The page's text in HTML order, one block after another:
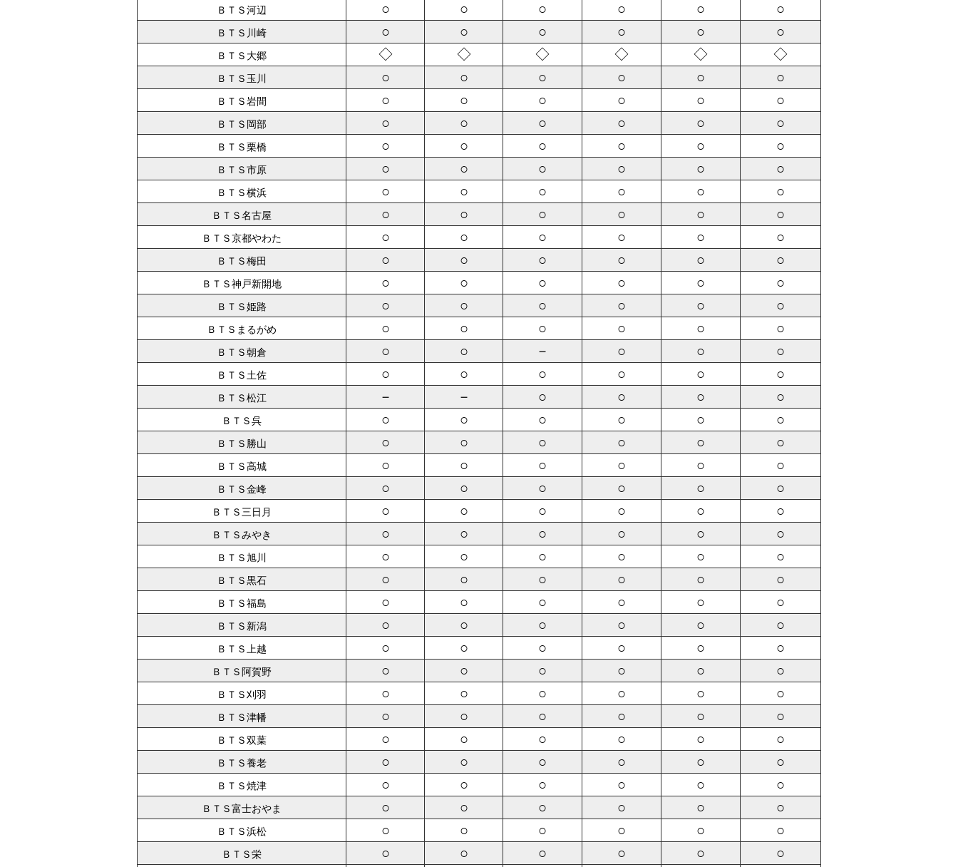
ＢＴＳ河辺 ○ ○ ○ ○ ○ ○
ＢＴＳ川崎 ○ ○ ○ ○ ○ ○
ＢＴＳ大郷 ◇ ◇ ◇ ◇ ◇ ◇
ＢＴＳ玉川 ○ ○ ○ ○ ○ ○
ＢＴＳ岩間 ○ ○ ○ ○ ○ ○
ＢＴＳ岡部 ○ ○ ○ ○ ○ ○
ＢＴＳ栗橋 ○ ○ ○ ○ ○ ○
ＢＴＳ市原 ○ ○ ○ ○ ○ ○
ＢＴＳ横浜 ○ ○ ○ ○ ○ ○
ＢＴＳ名古屋 ○ ○ ○ ○ ○ ○
ＢＴＳ京都やわた ○ ○ ○ ○ ○ ○
ＢＴＳ梅田 ○ ○ ○ ○ ○ ○
ＢＴＳ神戸新開地 ○ ○ ○ ○ ○ ○
ＢＴＳ姫路 ○ ○ ○ ○ ○ ○
ＢＴＳまるがめ ○ ○ ○ ○ ○ ○
ＢＴＳ朝倉 ○ ○ － ○ ○ ○
ＢＴＳ土佐 ○ ○ ○ ○ ○ ○
ＢＴＳ松江 － － ○ ○ ○ ○
ＢＴＳ呉 ○ ○ ○ ○ ○ ○
ＢＴＳ勝山 ○ ○ ○ ○ ○ ○
ＢＴＳ高城 ○ ○ ○ ○ ○ ○
ＢＴＳ金峰 ○ ○ ○ ○ ○ ○
ＢＴＳ三日月 ○ ○ ○ ○ ○ ○
ＢＴＳみやき ○ ○ ○ ○ ○ ○
ＢＴＳ旭川 ○ ○ ○ ○ ○ ○
ＢＴＳ黒石 ○ ○ ○ ○ ○ ○
ＢＴＳ福島 ○ ○ ○ ○ ○ ○
ＢＴＳ新潟 ○ ○ ○ ○ ○ ○
ＢＴＳ上越 ○ ○ ○ ○ ○ ○
ＢＴＳ阿賀野 ○ ○ ○ ○ ○ ○
ＢＴＳ刈羽 ○ ○ ○ ○ ○ ○
ＢＴＳ津幡 ○ ○ ○ ○ ○ ○
ＢＴＳ双葉 ○ ○ ○ ○ ○ ○
ＢＴＳ養老 ○ ○ ○ ○ ○ ○
ＢＴＳ焼津 ○ ○ ○ ○ ○ ○
ＢＴＳ富士おやま ○ ○ ○ ○ ○ ○
ＢＴＳ浜松 ○ ○ ○ ○ ○ ○
ＢＴＳ栄 ○ ○ ○ ○ ○ ○